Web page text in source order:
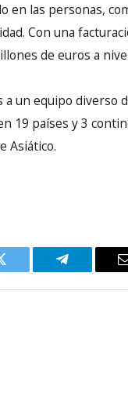
en las personas,
Con una
de euros a
a un equipo diverso
19 países y 3
Asiático.
Telegram